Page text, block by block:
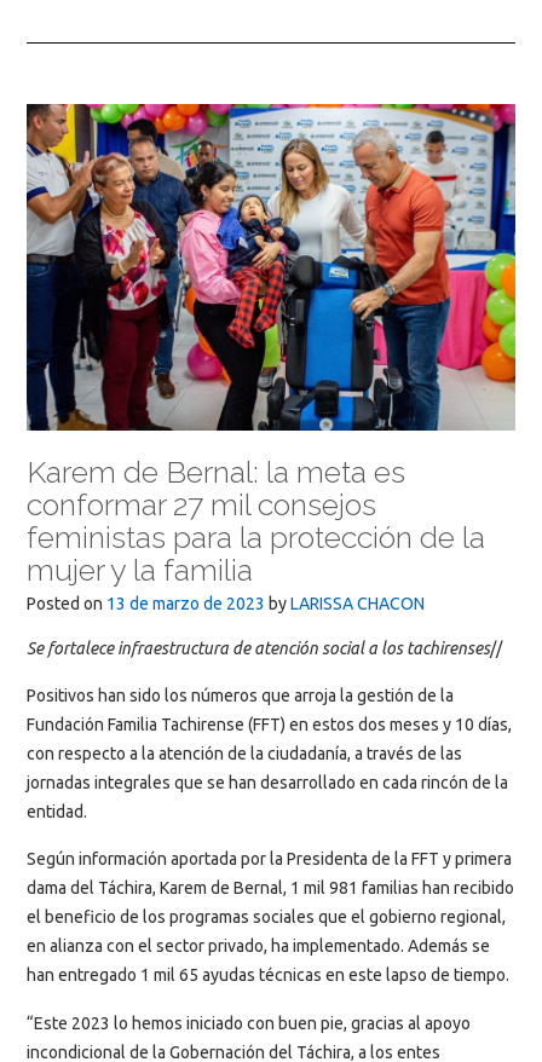
Karem de Bernal: la meta es
conformar 27 mil consejos
feministas para la protección de la
mujer y la familia
Posted on 13 de marzo de 2023 byLARISSA CHACON
Se fortalece infraestructura de atención social a los tachirenses//
Positivos han sido los números que arroja la gestión de la
Fundación Familia Tachirense (FFT) en estos dos meses y 10 días,
con respecto a la atención de la ciudadanía, a través de las
jornadas integrales que se han desarrollado en cada rincón de la
entidad.
Según información aportada por la Presidenta de la FFT y primera
dama del Táchira, Karem de Bernal, 1 mil 981 familias han recibido
el beneficio de los programas sociales que el gobierno regional,
en alianza con el sector privado, ha implementado. Además se
han entregado 1 mil 65 ayudas técnicas en este lapso de tiempo.
“Este 2023 lo hemos iniciado con buen pie, gracias al apoyo
incondicional de la Gobernación del Táchira, a los entes